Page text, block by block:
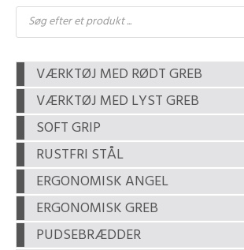
Products
search
VÆRKTØJ MED RØDT GREB
VÆRKTØJ MED LYST GREB
SOFT GRIP
RUSTFRI STÅL
ERGONOMISK ANGEL
ERGONOMISK GREB
PUDSEBRÆDDER